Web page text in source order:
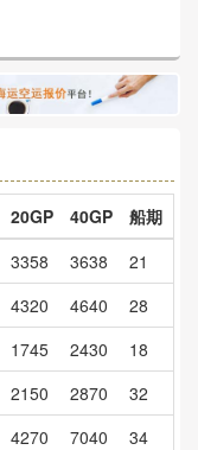
20GP 40GP
船期
3358 3638
21
4320 4640
28
1745 2430
18
2150 2870
32
4270 7040
34